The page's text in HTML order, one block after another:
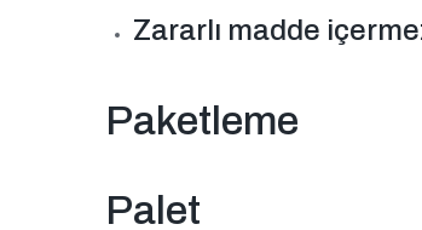
Zararlı madde
Paketleme
Palet